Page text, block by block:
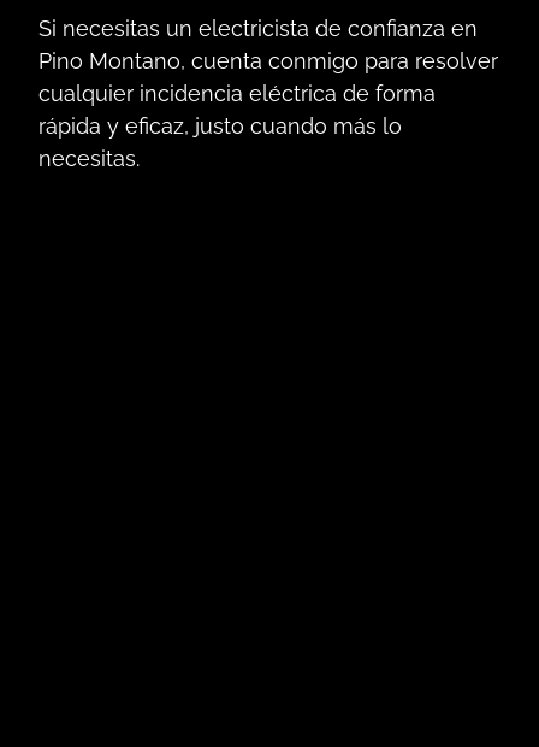
Si necesitas un electricista de confianza en
Pino Montano, cuenta conmigo para resolver
cualquier incidencia eléctrica de forma
rápida y eficaz, justo cuando más lo
necesitas.